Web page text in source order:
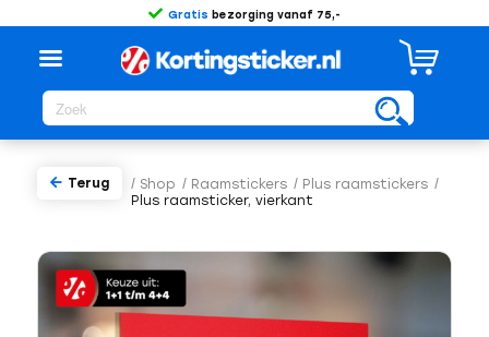
Gratis bezorging vanaf 75,-
/ Shop / Raamstickers / Plus raamstickers /
Plus raamsticker, vierkant
Terug